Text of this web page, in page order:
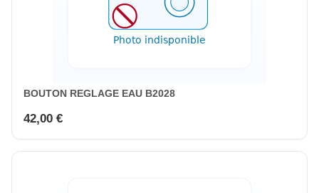
BOUTON REGLAGE EAU B2028
42,00 €